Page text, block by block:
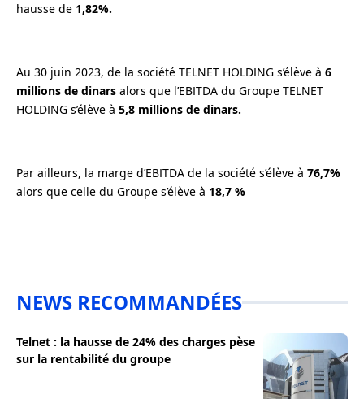
hausse de 1,82%.
Au 30 juin 2023, de la société TELNET HOLDING s’élève à 6
millions de dinars alors que l’EBITDA du Groupe TELNET
HOLDING s’élève à 5,8 millions de dinars.
Par ailleurs, la marge d’EBITDA de la société s’élève à 76,7%
alors que celle du Groupe s’élève à 18,7 %
NEWS RECOMMANDÉES
Telnet : la hausse de 24% des charges pèse
sur la rentabilité du groupe